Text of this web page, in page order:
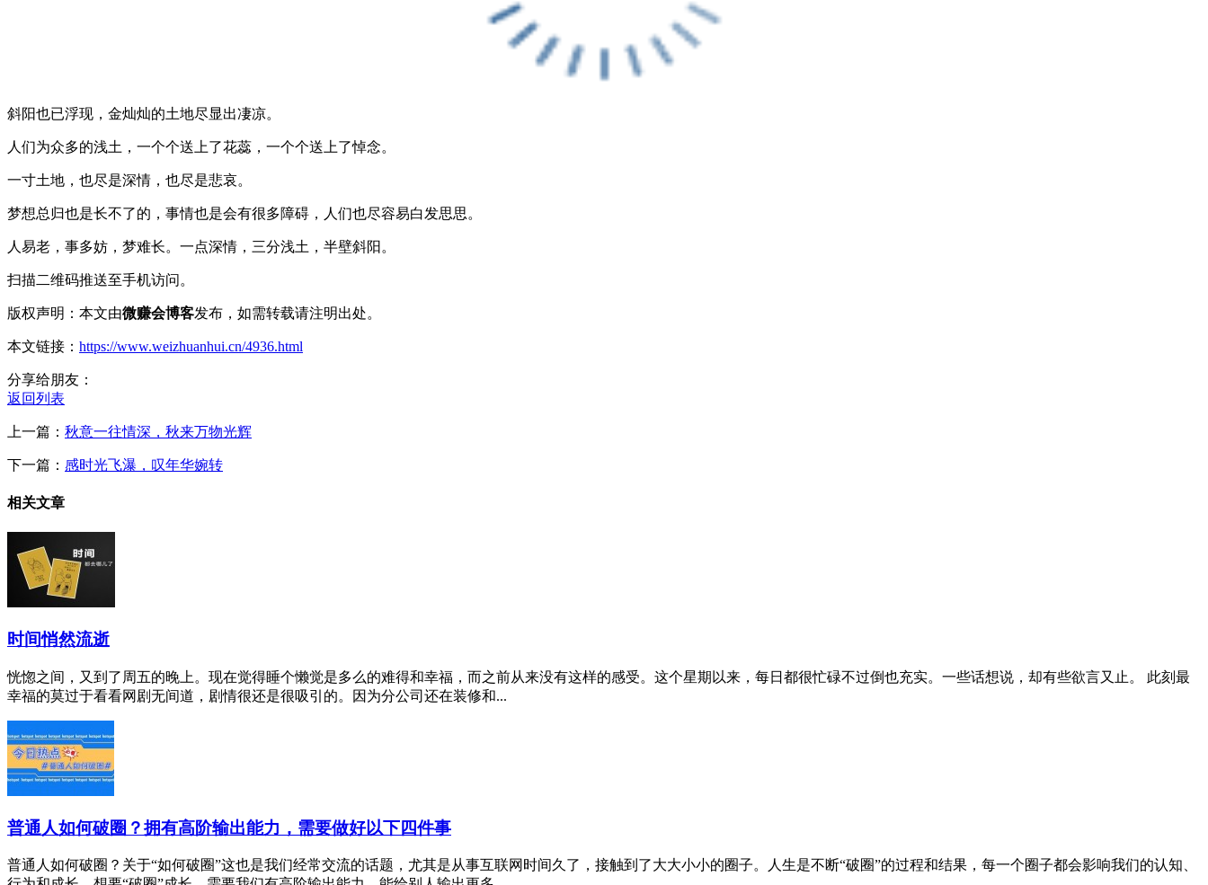
斜阳也已浮现，金灿灿的土地尽显出凄凉。
人们为众多的浅土，一个个送上了花蕊，一个个送上了悼念。
一寸土地，也尽是深情，也尽是悲哀。
梦想总归也是长不了的，事情也是会有很多障碍，人们也尽容易白发思思。
人易老，事多妨，梦难长。一点深情，三分浅土，半壁斜阳。
扫描二维码推送至手机访问。
版权声明：本文由微赚会博客发布，如需转载请注明出处。
本文链接： https://www.weizhuanhui.cn/4936.html
分享给朋友：
返回列表
上一篇： 秋意一往情深，秋来万物光辉
下一篇： 感时光飞瀑，叹年华婉转
相关文章
时间悄然流逝
恍惚之间，又到了周五的晚上。现在觉得睡个懒觉是多么的难得和幸福，而之前从来没有这样的感受。这个星期以来，每日都很忙碌不过倒也充实。一些话想说，却有些欲言又止。 此刻最
幸福的莫过于看看网剧无间道，剧情很还是很吸引的。因为分公司还在装修和...
普通人如何破圈？拥有高阶输出能力，需要做好以下四件事
普通人如何破圈？关于“如何破圈”这也是我们经常交流的话题，尤其是从事互联网时间久了，接触到了大大小小的圈子。人生是不断“破圈”的过程和结果，每一个圈子都会影响我们的认知、